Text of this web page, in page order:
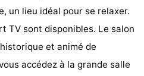
un lieu idéal pour se relaxer.
TV sont disponibles. Le salon
et animé de
accédez à la grande salle